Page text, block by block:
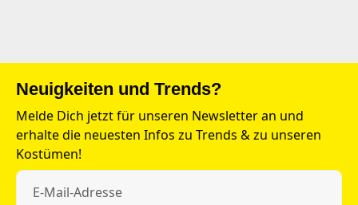
Neuigkeiten und Trends?
Melde Dich jetzt für unseren Newsletter an und
erhalte die neuesten Infos zu Trends & zu unseren
Kostümen!